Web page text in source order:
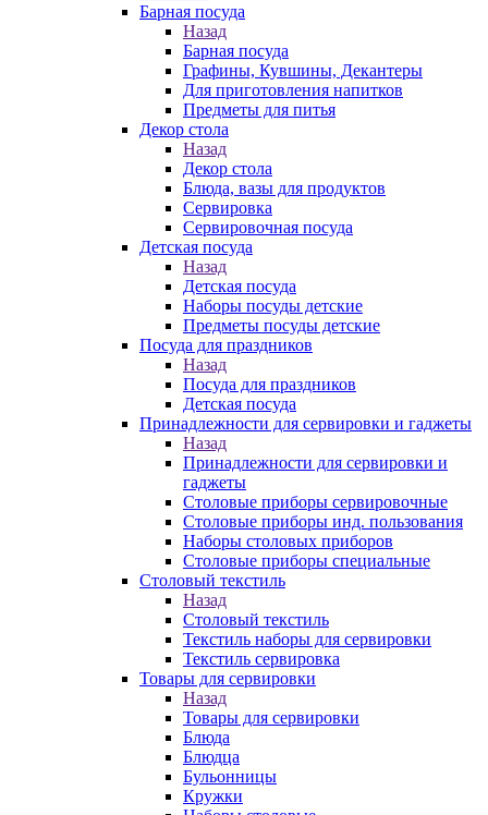
Барная посуда
Назад
Барная посуда
Графины, Кувшины, Декантеры
Для приготовления напитков
Предметы для питья
Декор стола
Назад
Декор стола
Блюда, вазы для продуктов
Сервировка
Сервировочная посуда
Детская посуда
Назад
Детская посуда
Наборы посуды детские
Предметы посуды детские
Посуда для праздников
Назад
Посуда для праздников
Детская посуда
Принадлежности для сервировки и гаджеты
Назад
Принадлежности для сервировки и
гаджеты
Столовые приборы сервировочные
Столовые приборы инд. пользования
Наборы столовых приборов
Столовые приборы специальные
Столовый текстиль
Назад
Столовый текстиль
Текстиль наборы для сервировки
Текстиль сервировка
Товары для сервировки
Назад
Товары для сервировки
Блюда
Блюдца
Бульонницы
Кружки